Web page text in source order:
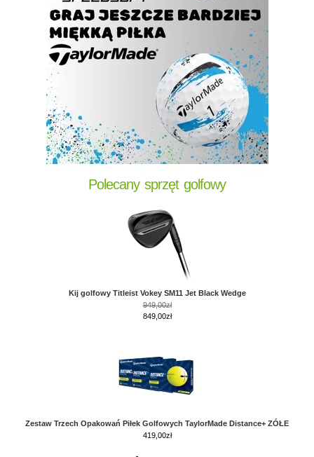
Polecany sprzęt golfowy
Kij golfowy Titleist Vokey SM11 Jet Black Wedge
949,00zł
849,00zł
Zestaw Trzech Opakowań Piłek Golfowych TaylorMade Distance+ ZÓŁE
419,00zł